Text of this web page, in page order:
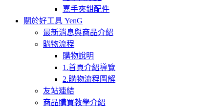
嘉手夾鉗配件
關於好工具 YenG
最新消息與商品介紹
購物流程
購物說明
1.首頁介紹導覽
2.購物流程圖解
友站連結
商品購買教學介紹